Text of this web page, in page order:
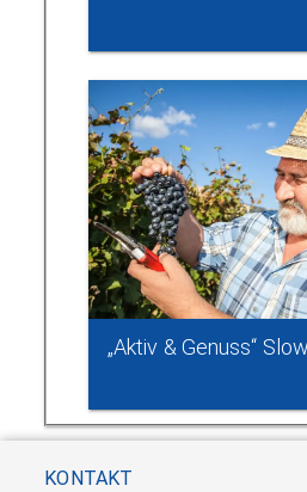
„Aktiv & Genuss“
KONTAKT